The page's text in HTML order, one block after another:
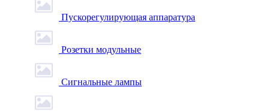
Пускорегулирующая аппаратура
Розетки модульные
Сигнальные лампы